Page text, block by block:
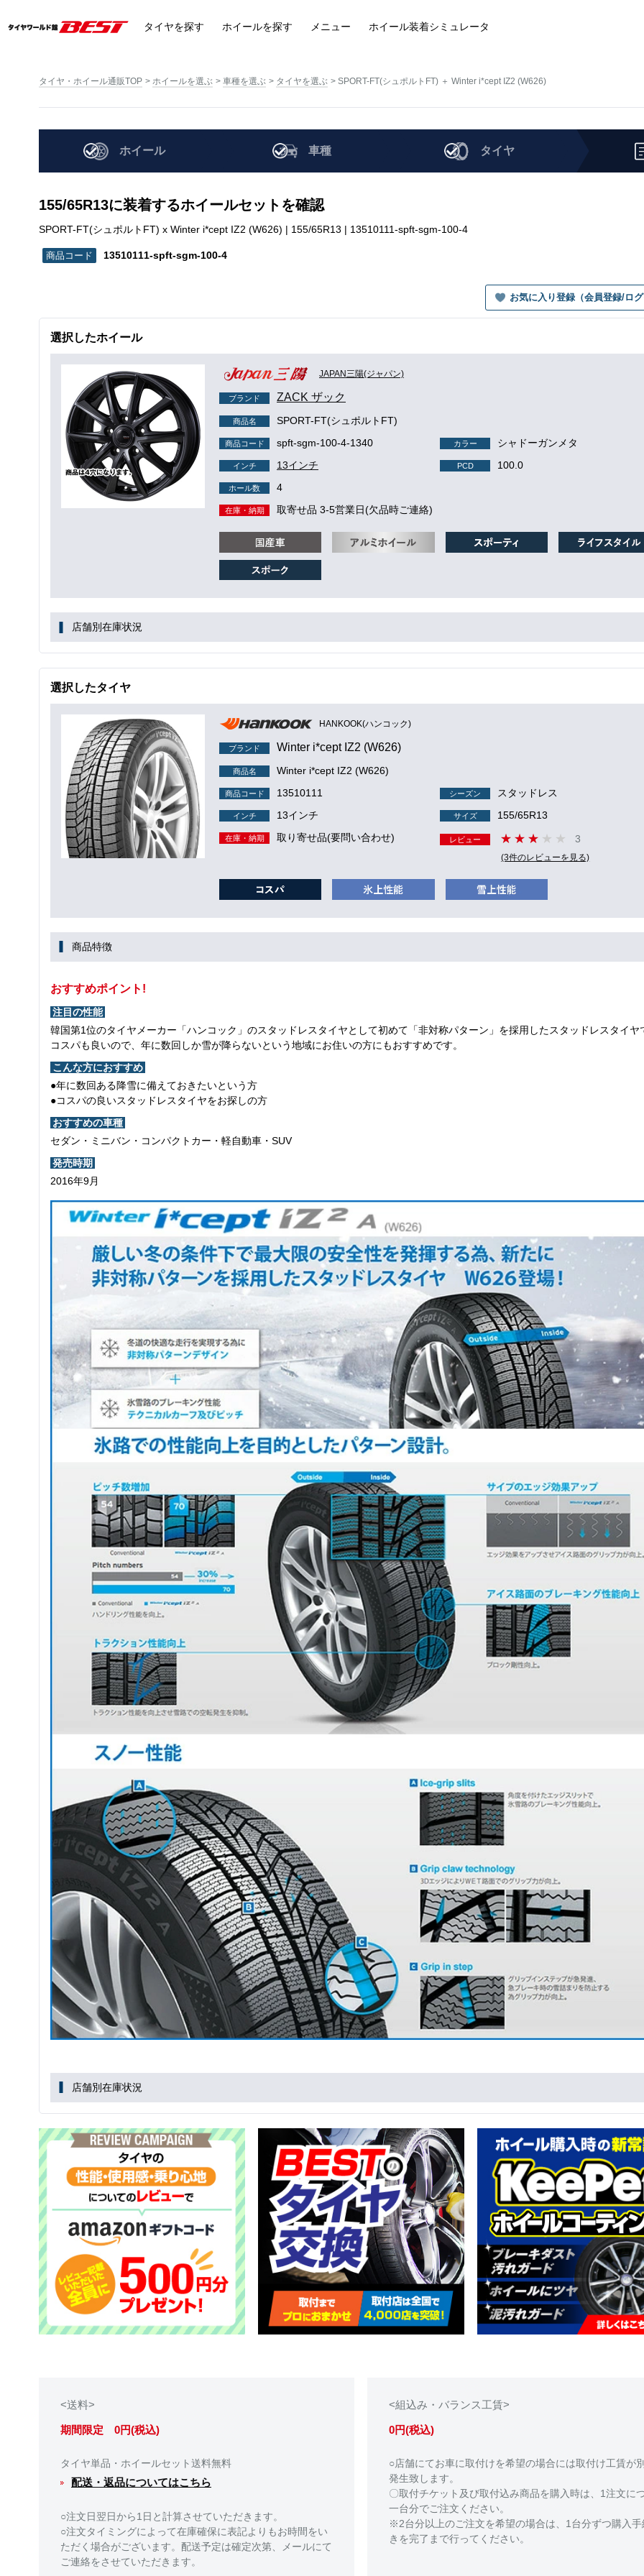
タイヤを探す ホイールを探す メニュー ホイール装着シミュレータ
タイヤ・ホイール通販TOP ホイールを選ぶ 車種を選ぶ タイヤを選ぶ SPORT-FT(シュポルトFT) ＋ Winter i*cept IZ2 (W626)
ホイール 車種 タイヤ
155/65R13に装着するホイールセットを確認
SPORT-FT(シュポルトFT) x Winter i*cept IZ2 (W626) | 155/65R13 | 13510111-spft-sgm-100-4
13510111-spft-sgm-100-4
お気に入り登録（会員登録/ロ
選択したホイール
JAPAN三陽(ジャパン)
ブランド ZACK ザック
商品名 SPORT-FT(シュポルトFT)
商品コード spft-sgm-100-4-1340 カラー シャドーガンメタ
インチ 13インチ PCD 100.0
ホール数 4
在庫・納期 取寄せ品 3-5営業日(欠品時ご連絡)
店舗別在庫状況
選択したタイヤ
HANKOOK(ハンコック)
ブランド Winter i*cept IZ2 (W626)
商品名 Winter i*cept IZ2 (W626)
商品コード 13510111 シーズン スタッドレス
インチ 13インチ サイズ 155/65R13
在庫・納期 取り寄せ品(要問い合わせ) レビュー 3
(3件のレビューを見る)
商品特徴
おすすめポイント!
注目の性能
韓国第1位のタイヤメーカー「ハンコック」のスタッドレスタイヤとして初めて「非対称パターン」を採用したスタッドレスタイヤ
コスパも良いので、年に数回しか雪が降らないという地域にお住いの方にもおすすめです。
こんな方におすすめ
●年に数回ある降雪に備えておきたいという方
●コスパの良いスタッドレスタイヤをお探しの方
おすすめの車種
セダン・ミニバン・コンパクトカー・軽自動車・SUV
発売時期
2016年9月
店舗別在庫状況
<送料>
期間限定 0円(税込)
タイヤ単品・ホイールセット送料無料
配送・返品についてはこちら
○注文日翌日から1日と計算させていただきます。
○注文タイミングによって在庫確保に表記よりもお時間をい
ただく場合がございます。配送予定は確定次第、メールにて
ご連絡をさせていただきます。
<組込み・バランス工賃>
0円(税込)
○店舗にてお車に取付けを希望の場合には取付け工賃が
発生致します。
〇取付チケット及び取付込み商品を購入時は、1注文に
一台分でご注文ください。
※2台分以上のご注文を希望の場合は、1台分ずつ購入手
きを完了まで行ってください。